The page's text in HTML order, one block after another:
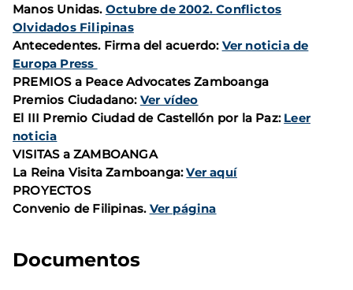
Manos Unidas. Octubre de 2002. Conflictos
Olvidados Filipinas
Antecedentes. Firma del acuerdo: Ver noticia de
Europa Press
PREMIOS a Peace Advocates Zamboanga
Premios Ciudadano: Ver vídeo
El III Premio Ciudad de Castellón por la Paz: Leer
noticia
VISITAS a ZAMBOANGA
La Reina Visita Zamboanga: Ver aquí
PROYECTOS
Convenio de Filipinas. Ver página
Documentos